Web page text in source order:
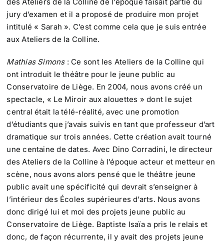
des Ateliers de la Colline de l’époque faisait partie du
jury d’examen et il a proposé de produire mon projet
intitulé « Sarah ». C’est comme cela que je suis entrée
aux Ateliers de la Colline.
Mathias Simons: Ce sont les Ateliers de la Colline qui
ont introduit le théâtre pour le jeune public au
Conservatoire de Liège. En 2004, nous avons créé un
spectacle, « Le Miroir aux alouettes » dont le sujet
central était la télé-réalité, avec une promotion
d’étudiants que j’avais suivis en tant que professeur d’art
dramatique sur trois années. Cette création avait tourné
une centaine de dates. Avec Dino Corradini, le directeur
des Ateliers de la Colline à l’époque acteur et metteur en
scène, nous avons alors pensé que le théâtre jeune
public avait une spécificité qui devrait s’enseigner à
l’intérieur des Écoles supérieures d’arts. Nous avons
donc dirigé lui et moi des projets jeune public au
Conservatoire de Liège. Baptiste Isaïa a pris le relais et
donc, de façon récurrente, il y avait des projets jeune